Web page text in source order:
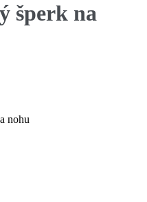
šperk na
nohu